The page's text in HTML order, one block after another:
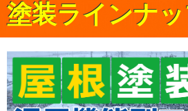
塗装ラインナ